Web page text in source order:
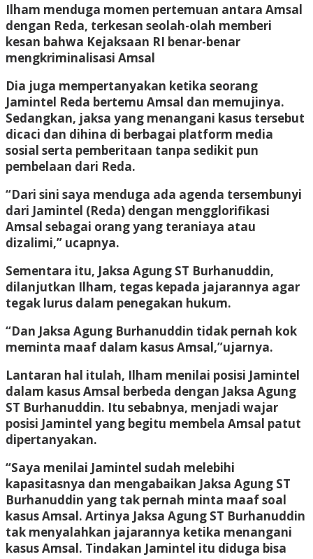
Ilham menduga momen pertemuan antara Amsal
dengan Reda, terkesan seolah-olah memberi
kesan bahwa Kejaksaan RI benar-benar
mengkriminalisasi Amsal
Dia juga mempertanyakan ketika seorang
Jamintel Reda bertemu Amsal dan memujinya.
Sedangkan, jaksa yang menangani kasus tersebut
dicaci dan dihina di berbagai platform media
sosial serta pemberitaan tanpa sedikit pun
pembelaan dari Reda.
“Dari sini saya menduga ada agenda tersembunyi
dari Jamintel (Reda) dengan mengglorifikasi
Amsal sebagai orang yang teraniaya atau
dizalimi,” ucapnya.
Sementara itu, Jaksa Agung ST Burhanuddin,
dilanjutkan Ilham, tegas kepada jajarannya agar
tegak lurus dalam penegakan hukum.
“Dan Jaksa Agung Burhanuddin tidak pernah kok
meminta maaf dalam kasus Amsal,”ujarnya.
Lantaran hal itulah, Ilham menilai posisi Jamintel
dalam kasus Amsal berbeda dengan Jaksa Agung
ST Burhanuddin. Itu sebabnya, menjadi wajar
posisi Jamintel yang begitu membela Amsal patut
dipertanyakan.
“Saya menilai Jamintel sudah melebihi
kapasitasnya dan mengabaikan Jaksa Agung ST
Burhanuddin yang tak pernah minta maaf soal
kasus Amsal. Artinya Jaksa Agung ST Burhanuddin
tak menyalahkan jajarannya ketika menangani
kasus Amsal. Tindakan Jamintel itu diduga bisa